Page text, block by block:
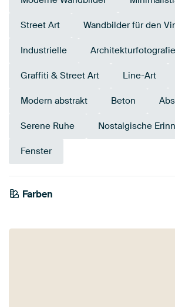
Street Art Wandbilder für den
Industrielle Architekturfotografie
Graffiti & Street Art Line-Art
Modern abstrakt Beton
Serene Ruhe Nostalgische
Fenster
Farben
Grau